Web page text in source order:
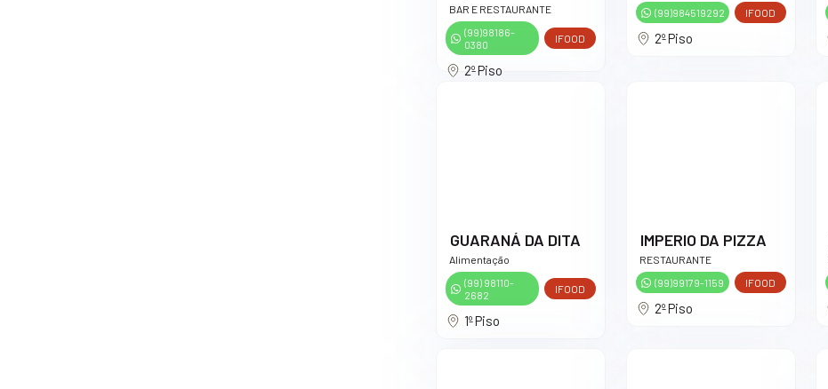
BAR E RESTAURANTE
(99)98186-
0380
IFOOD
2º Piso
(99)984519292
IFOOD
2º Piso
GUARANÁ DA DITA
Alimentação
(99) 98110-
2682
IFOOD
1º Piso
IMPERIO DA PIZZA
RESTAURANTE
(99)99179-1159
IFOOD
2º Piso